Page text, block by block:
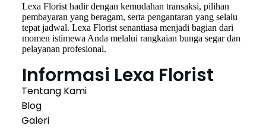
Lexa Florist hadir dengan kemudahan transaksi, pilihan
pembayaran yang beragam, serta pengantaran yang selalu
tepat jadwal. Lexa Florist senantiasa menjadi bagian dari
momen istimewa Anda melalui rangkaian bunga segar dan
pelayanan profesional.
Informasi Lexa Florist
Tentang Kami
Blog
Galeri